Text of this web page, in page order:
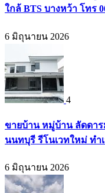
ใกล้ BTS บางหว้า โทร
6 มิถุนายน 2026
4
ขายบ้าน หมู่บ้าน ลัดดา
นนทบุรี รีโนเวทใหม่ ทำเ
6 มิถุนายน 2026